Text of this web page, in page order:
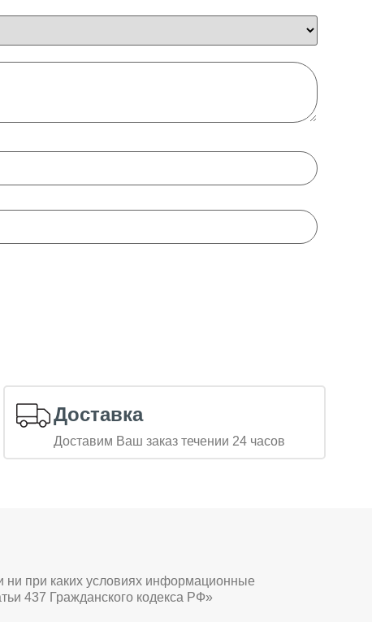
Доставка
Доставим Ваш заказ течении 24 часов
при каких условиях информационные
437 Гражданского кодекса РФ»